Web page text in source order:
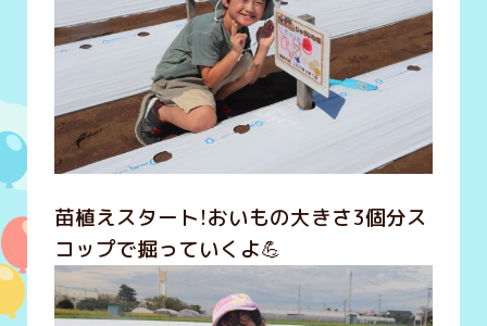
苗植えスタート！おいもの大きさ3個分ス
コップで掘っていくよ💪